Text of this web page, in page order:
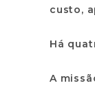
custo,
Há
A